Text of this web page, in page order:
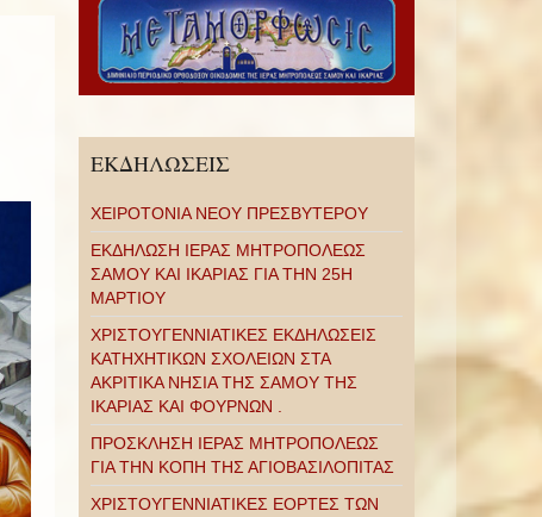
ΕΚΔΗΛΩΣΕΙΣ
ΧΕΙΡΟΤΟΝΙΑ ΝΕΟΥ ΠΡΕΣΒΥΤΕΡΟΥ
ΕΚΔΗΛΩΣΗ ΙΕΡΑΣ ΜΗΤΡΟΠΟΛΕΩΣ
ΣΑΜΟΥ ΚΑΙ ΙΚΑΡΙΑΣ ΓΙΑ ΤΗΝ 25Η
ΜΑΡΤΙΟΥ
ΧΡΙΣΤΟΥΓΕΝΝΙΑΤΙΚΕΣ ΕΚΔΗΛΩΣΕΙΣ
ΚΑΤΗΧΗΤΙΚΩΝ ΣΧΟΛΕΙΩΝ ΣΤΑ
ΑΚΡΙΤΙΚΑ ΝΗΣΙΑ ΤΗΣ ΣΑΜΟΥ ΤΗΣ
ΙΚΑΡΙΑΣ ΚΑΙ ΦΟΥΡΝΩΝ .
ΠΡΟΣΚΛΗΣΗ ΙΕΡΑΣ ΜΗΤΡΟΠΟΛΕΩΣ
ΓΙΑ ΤΗΝ ΚΟΠΗ ΤΗΣ ΑΓΙΟΒΑΣΙΛΟΠΙΤΑΣ
ΧΡΙΣΤΟΥΓΕΝΝΙΑΤΙΚΕΣ ΕΟΡΤΕΣ ΤΩΝ